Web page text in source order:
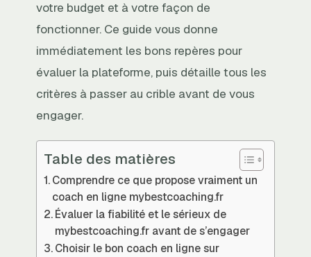
votre budget et à votre façon de
fonctionner. Ce guide vous donne
immédiatement les bons repères pour
évaluer la plateforme, puis détaille tous les
critères à passer au crible avant de vous
engager.
Table des matières
Comprendre ce que propose vraiment un
coach en ligne mybestcoaching.fr
Évaluer la fiabilité et le sérieux de
mybestcoaching.fr avant de s’engager
Choisir le bon coach en ligne sur